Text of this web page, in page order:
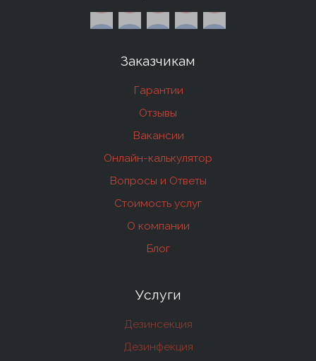
Заказчикам
Гарантии
Отзывы
Вакансии
Онлайн-калькулятор
Вопросы и Ответы
Стоимость услуг
О компании
Блог
Услуги
Дезинсекция
Дезинфекция